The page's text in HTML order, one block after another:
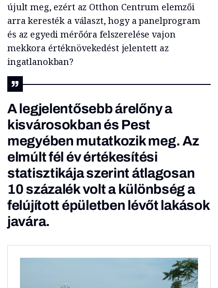
újult meg, ezért az Otthon Centrum elemzői
arra keresték a választ, hogy a panelprogram
és az egyedi mérőóra felszerelése vajon
mekkora értéknövekedést jelentett az
ingatlanokban?
A legjelentősebb árelőny a
kisvárosokban és Pest
megyében mutatkozik meg. Az
elmúlt fél év értékesítési
statisztikája szerint átlagosan
10 százalék volt a különbség a
felújított épületben lévőt lakások
javára.